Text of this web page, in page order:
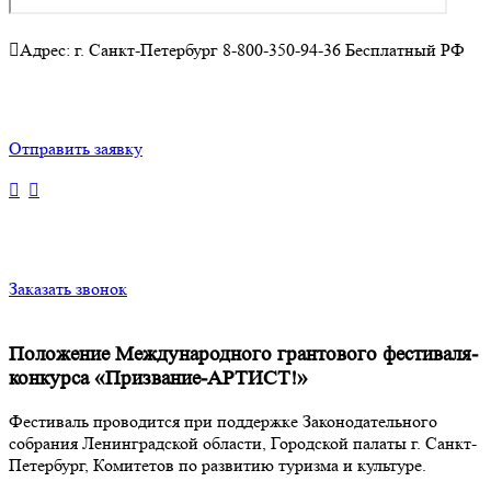
Адрес: г. Санкт-Петербург 8-800-350-94-36 Бесплатный РФ
Отправить заявку
Заказать звонок
Положение Международного грантового фестиваля-
конкурса «Призвание-АРТИСТ!»
Фестиваль проводится при поддержке Законодательного
собрания Ленинградской области, Городской палаты г. Санкт-
Петербург, Комитетов по развитию туризма и культуре.